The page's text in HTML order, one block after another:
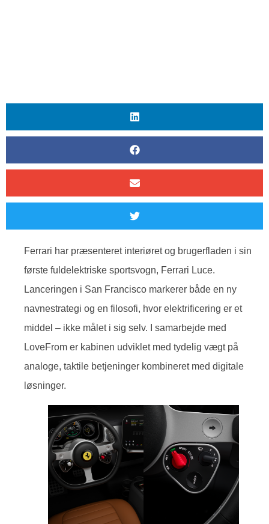
Ferrari har præsenteret interiøret og brugerfladen i sin
første fuldelektriske sportsvogn, Ferrari Luce.
Lanceringen i San Francisco markerer både en ny
navnestrategi og en filosofi, hvor elektrificering er et
middel – ikke målet i sig selv. I samarbejde med
LoveFrom er kabinen udviklet med tydelig vægt på
analoge, taktile betjeninger kombineret med digitale
løsninger.